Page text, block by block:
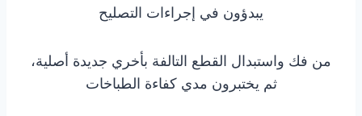
يبدؤون في إجراءات التصليح
من فك واستبدال القطع التالفة بأخري جديدة أصلية،
ثم يختبرون مدي كفاءة الطباخات